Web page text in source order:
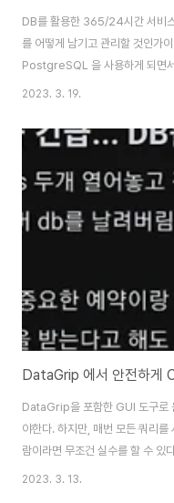
DB를 활용한 365/24시간 서비
를 어떻게 남기고 관리할 것인가
PostgreSQL 을 사용하게 되면
파라미터들을 알게 되었다.아래
대한 설명이 의미가 있나 싶지만
플도 첨부했다.해당 로그 메세지
Lambda 함수를 만드는데 활
된 값(KB) 이상..
2023. 3. 19.
DataGrip 에서 안전하게
DataGrip을 포함한 GUI 도구로
야한다. 하지만, 매번 모든 쿼리
람이라면 무조건 실수를 할 수 있
만, 이게 최대한 치명적인 실수가
2023. 3. 13.